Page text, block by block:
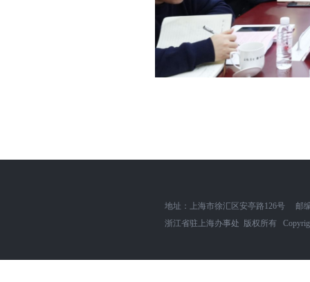
地址：上海市徐汇区安亭路126号
邮
浙江省驻上海办事处 版权所有